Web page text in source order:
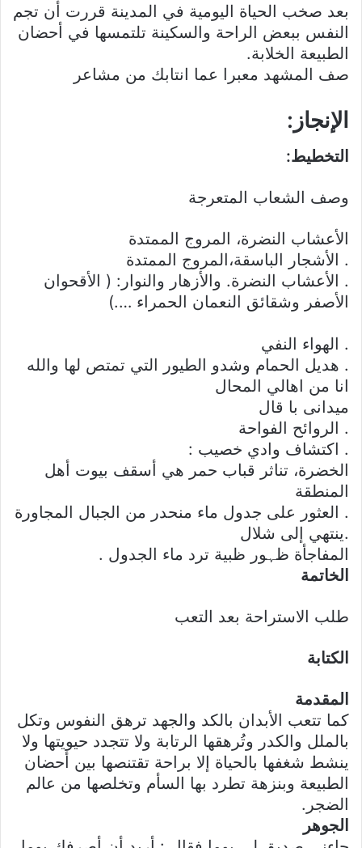
بعد صخب الحياة اليومية في المدينة قررت أن تجم
النفس ببعض الراحة والسكينة تلتمسها في أحضان
الطبيعة الخلابة.
صف المشهد معبرا عما انتابك من مشاعر
الإنجاز:
التخطيط:
وصف الشعاب المتعرجة
الأعشاب النضرة، المروج الممتدة
. الأشجار الباسقة،المروج الممتدة
. الأعشاب النضرة. والأزهار والنوار: ( الأقحوان
الأصفر وشقائق النعمان الحمراء ….)
. الهواء النفي
. هديل الحمام وشدو الطيور التي تمتص لها والله
انا من اهالي المحال
میدانی با قال
. الروائح الفواحة
. اكتشاف وادي خصيب :
الخضرة، تناثر قباب حمر هي أسقف بيوت أهل
المنطقة
. العثور على جدول ماء منحدر من الجبال المجاورة
.ينتهي إلى شلال
المفاجأة ظہور ظبية ترد ماء الجدول .
الخاتمة
طلب الاستراحة بعد التعب
الكتابة
المقدمة
كما تتعب الأبدان بالكد والجهد ترهق النفوس وتكل
بالملل والكدر وتُرهقها الرتابة ولا تتجدد حيويتها ولا
ينشط شغفها بالحياة إلا براحة تقتنصها بين أحضان
الطبيعة وبنزهة تطرد بها السأم وتخلصها من عالم
الضجر.
الجوهر